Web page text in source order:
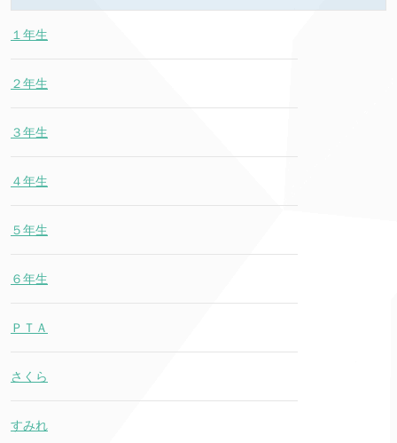
１年生
２年生
３年生
４年生
５年生
６年生
ＰＴＡ
さくら
すみれ